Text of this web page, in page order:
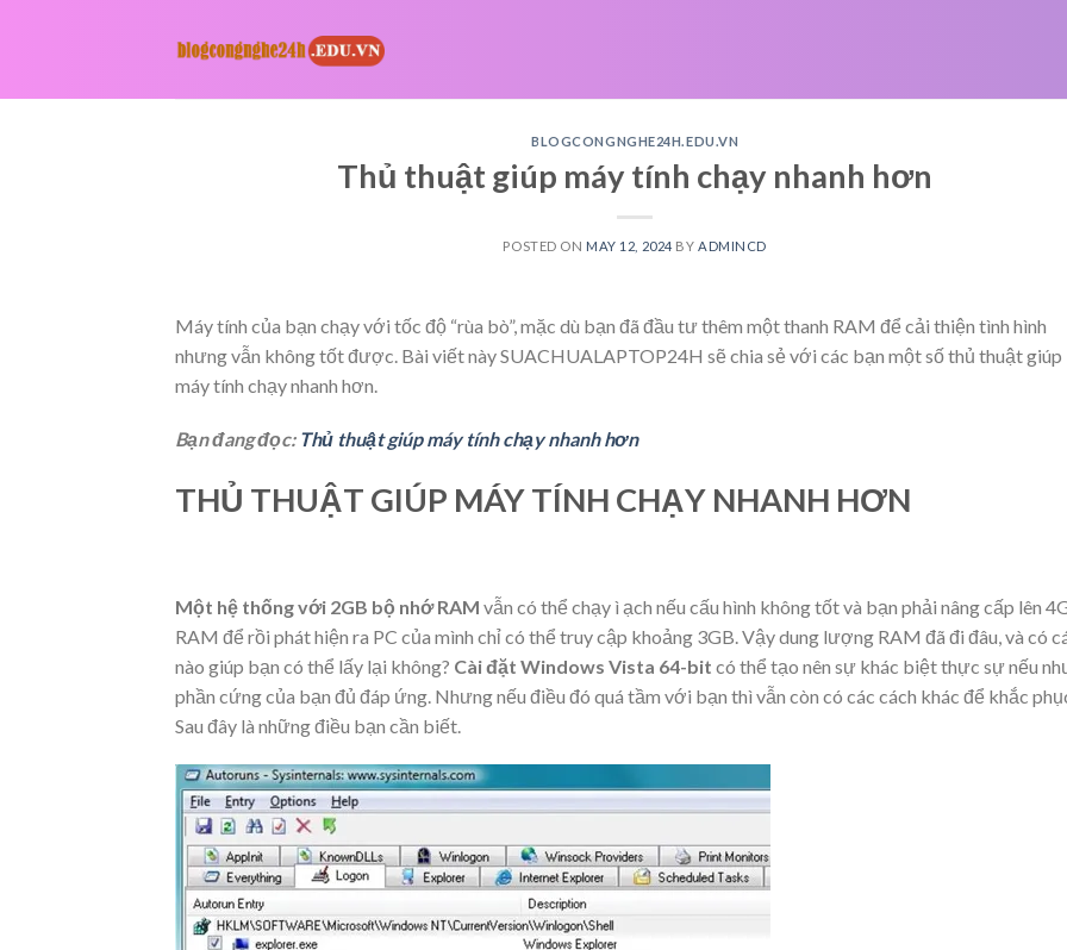
BLOGCONGNGHE24H.EDU.VN
Thủ thuật giúp máy tính chạy nhanh hơn
POSTED ON MAY 12, 2024 BY ADMINCD
Máy tính của bạn chạy với tốc độ “rùa bò”, mặc dù bạn đã đầu tư thêm một thanh RAM để cải thiện tình hình
nhưng vẫn không tốt được. Bài viết này SUACHUALAPTOP24H sẽ chia sẻ với các bạn một số thủ thuật giúp
máy tính chạy nhanh hơn.
Bạn đang đọc: Thủ thuật giúp máy tính chạy nhanh hơn
THỦ THUẬT GIÚP MÁY TÍNH CHẠY NHANH HƠN
Một hệ thống với 2GB bộ nhớ RAM vẫn có thể chạy ì ạch nếu cấu hình không tốt và bạn phải nâng cấp lên
RAM để rồi phát hiện ra PC của mình chỉ có thể truy cập khoảng 3GB. Vậy dung lượng RAM đã đi đâu, và có
nào giúp bạn có thể lấy lại không? Cài đặt Windows Vista 64-bit có thể tạo nên sự khác biệt thực sự nếu
phần cứng của bạn đủ đáp ứng. Nhưng nếu điều đó quá tầm với bạn thì vẫn còn có các cách khác để khắc
Sau đây là những điều bạn cần biết.